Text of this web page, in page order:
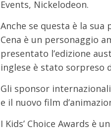
Events, Nickelodeon.
Anche se questa è la sua
Cena è un personaggio
presentato l’edizione
inglese è stato sorpreso
Gli sponsor
e il nuovo film
I Kids’ Choice Awards è